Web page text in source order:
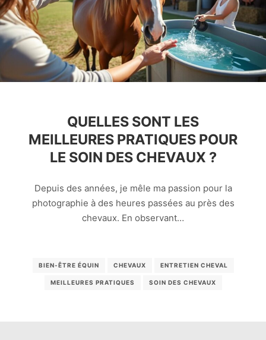
QUELLES SONT LES
MEILLEURES PRATIQUES POUR
LE SOIN DES CHEVAUX ?
Depuis des années, je mêle ma passion pour la
photographie à des heures passées au près des
chevaux. En observant…
BIEN-ÊTRE ÉQUIN CHEVAUX ENTRETIEN CHEVAL
MEILLEURES PRATIQUES SOIN DES CHEVAUX